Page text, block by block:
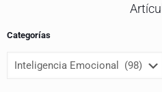
Categorías